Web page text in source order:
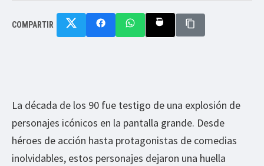
COMPARTIR
La década de los 90 fue testigo de una explosión de
personajes icónicos en la pantalla grande. Desde
héroes de acción hasta protagonistas de comedias
inolvidables, estos personajes dejaron una huella